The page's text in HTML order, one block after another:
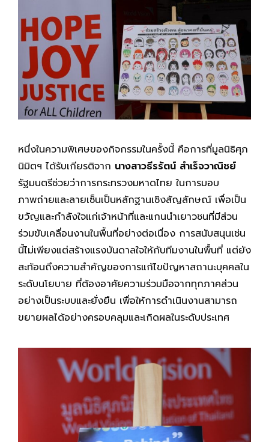
หนึ่งในความพิเศษของกิจกรรมในครั้งนี้ คือการที่มูลนิธิศุภ
นิมิตฯ ได้รับเกียรติจาก นางสาวธีรรัตน์ สำเร็จวาณิชย์
รัฐมนตรีช่วยว่าการกระทรวงมหาดไทย ในการมอบ
ภาพถ่ายและลายเซ็นเป็นหลักฐานเชิงสัญลักษณ์ เพื่อเป็น
ขวัญและกำลังใจแก่เจ้าหน้าที่และแกนนำเยาวชนที่มีส่วน
ร่วมขับเคลื่อนงานในพื้นที่อย่างต่อเนื่อง การสนับสนุนเช่น
นี้ไม่เพียงแต่สร้างแรงบันดาลใจให้กับทีมงานในพื้นที่ แต่ยัง
สะท้อนถึงความสำคัญของการแก้ไขปัญหาสถานะบุคคลใน
ระดับนโยบาย ที่ต้องอาศัยความร่วมมือจากทุกภาคส่วน
อย่างเป็นระบบและยั่งยืน เพื่อให้การดำเนินงานสามารถ
ขยายผลได้อย่างครอบคลุมและเกิดผลในระดับประเทศ